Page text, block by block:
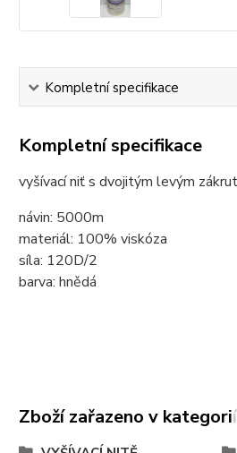
Kompletní specifikace
Kompletní specifikace
vyšívací niť s dvojitým levým
návin: 5000m
materiál: 100% viskóza
síla: 120D/2
barva: hnědá
Zboží zařazeno v